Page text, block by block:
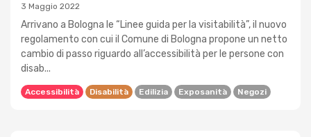
3 Maggio 2022
Arrivano a Bologna le “Linee guida per la visitabilità”, il nuovo
regolamento con cui il Comune di Bologna propone un netto
cambio di passo riguardo all’accessibilità per le persone con
disab...
Accessibilità Disabilità Edilizia Exposanità Negozi